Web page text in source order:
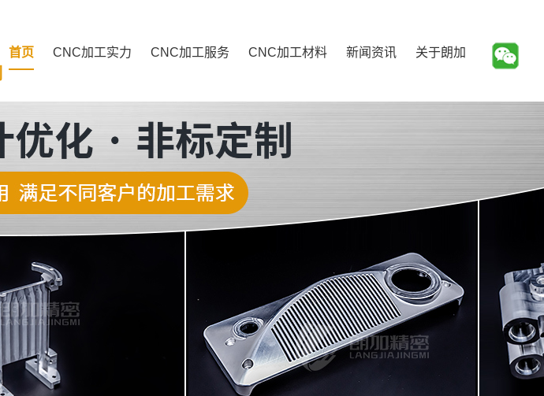
首页 CNC加工实力 CNC加工服务 CNC加工材料 新闻资讯 关于朗加